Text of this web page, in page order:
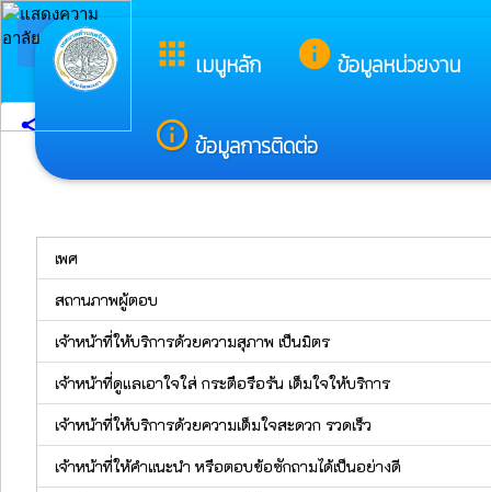
apps เมนูหลัก info ข้อมูลหน่วยงาน
info_outline ข้อมูลการติดต่อ
arrow_back_ios กลับเมนูหลัก
share สำรวจความคิดเห็น
เพศ
สถานภาพผู้ตอบ
เจ้าหน้าที่ให้บริการด้วยความสุภาพ เป็นมิตร
เจ้าหน้าที่ดูแลเอาใจใส่ กระตือรือร้น เต็มใจให้บริการ
เจ้าหน้าที่ให้บริการด้วยความเต็มใจสะดวก รวดเร็ว
เจ้าหน้าที่ให้คำแนะนำ หรือตอบข้อซักถามได้เป็นอย่างดี